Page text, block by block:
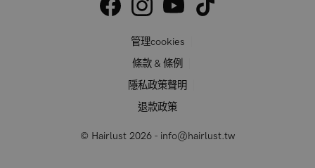
© Hairlust 2026 - info@hairlust.tw
管理cookies
條款 & 條例
隱私政策聲明
退款政策